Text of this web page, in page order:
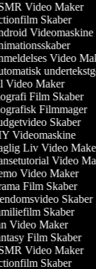
Video Maker
Skaber
Videomaskine
Video
Maker
Film Skaber
Filmmager
Skaber
Videomaskine
Liv Video Maker
Video
Video Maker
Film Skaber
Skaber
Skaber
Video Maker
Film Skaber
Video Maker
Skaber